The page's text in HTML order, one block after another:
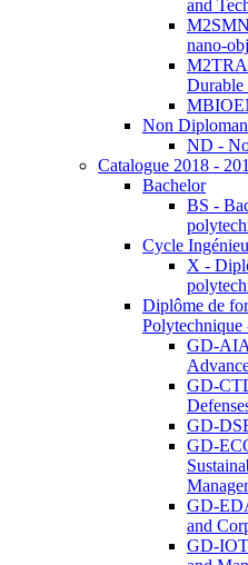
and
nano-
Non
ND -
Catalogue 2018 -
Bachelor
BS -
Cycle
X -
Diplôme de
GD-
GD-
GD-
GD-
GD-
and
GD-